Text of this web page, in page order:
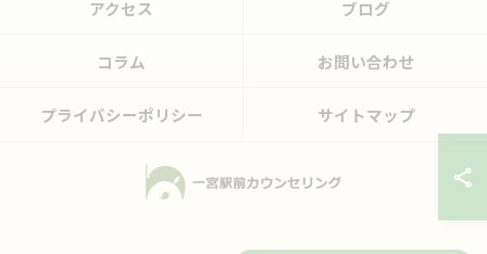
アクセス ブログ
コラム お問い合わせ
プライバシーポリシー サイトマップ